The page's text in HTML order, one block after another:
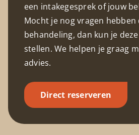
een intakegesprek of jouw
Mocht je nog vragen hebben
behandeling, dan kun je
stellen. We helpen je graag
advies.
Direct reserveren